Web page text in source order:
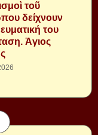
τοῦ
δείχνουν
του
Ἁγιος